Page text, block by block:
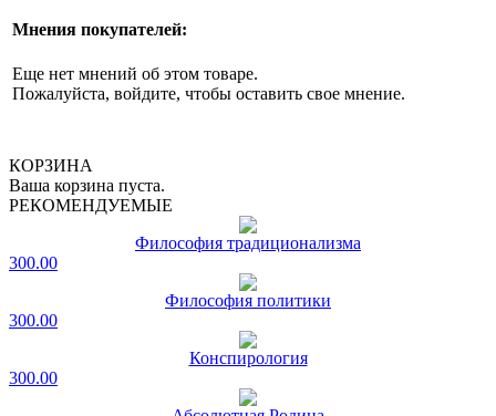
Мнения покупателей:
Еще нет мнений об этом товаре.
Пожалуйста, войдите, чтобы оставить свое мнение.
КОРЗИНА
Ваша корзина пуста.
РЕКОМЕНДУЕМЫЕ
Философия традиционализма
300.00
Философия политики
300.00
Конспирология
300.00